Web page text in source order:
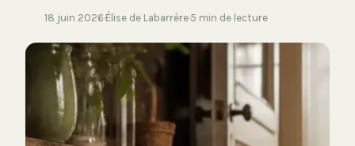
18 juin 2026·Élise de Labarrère·5 min de lecture